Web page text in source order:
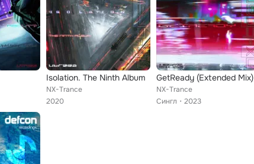
Isolation. The Ninth Album
NX-Trance
2020
GetReady (Extended Mix)
NX-Trance
Сингл
2023